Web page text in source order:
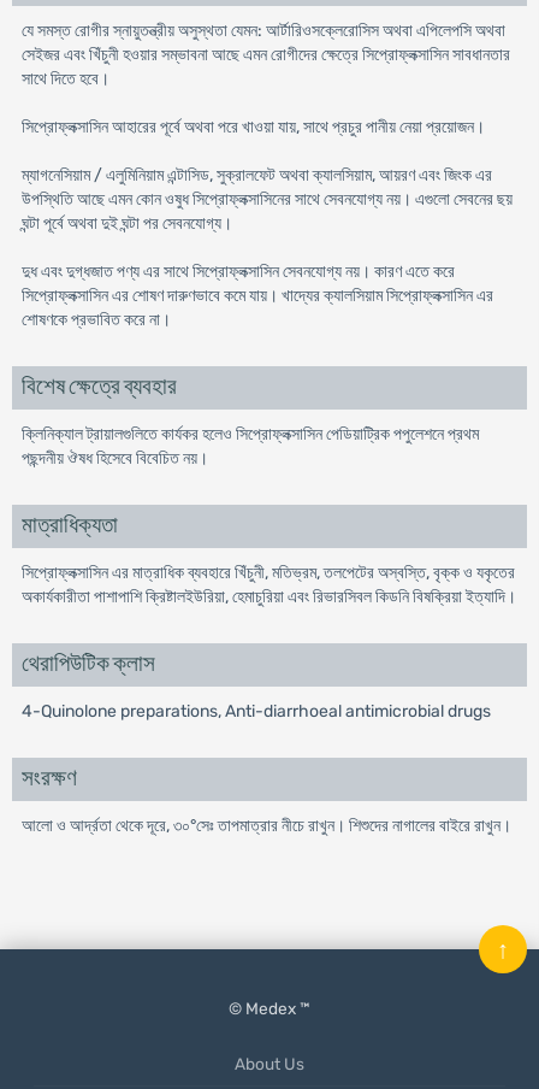
যে সমস্ত রোগীর স্নায়ুতন্ত্রীয় অসুস্থতা যেমন: আর্টারিওসক্লেরোসিস অথবা এপিলেপসি অথবা
সেইজর এবং খিঁচুনী হওয়ার সম্ভাবনা আছে এমন রোগীদের ক্ষেত্রে সিপ্রোফ্লক্সাসিন সাবধানতার
সাথে দিতে হবে।
সিপ্রোফ্লক্সাসিন আহারের পূর্বে অথবা পরে খাওয়া যায়, সাথে প্রচুর পানীয় নেয়া প্রয়োজন।
ম্যাগনেসিয়াম / এলুমিনিয়াম এন্টাসিড, সুক্রালফেট অথবা ক্যালসিয়াম, আয়রণ এবং জিংক এর
উপস্থিতি আছে এমন কোন ওষুধ সিপ্রোফ্লক্সাসিনের সাথে সেবনযোগ্য নয়। এগুলো সেবনের ছয়
ঘন্টা পূর্বে অথবা দুই ঘন্টা পর সেবনযোগ্য।
দুধ এবং দুগ্ধজাত পণ্য এর সাথে সিপ্রোফ্লক্সাসিন সেবনযোগ্য নয়। কারণ এতে করে
সিপ্রোফ্লক্সাসিন এর শোষণ দারুণভাবে কমে যায়। খাদ্যের ক্যালসিয়াম সিপ্রোফ্লক্সাসিন এর
শোষণকে প্রভাবিত করে না।
বিশেষ ক্ষেত্রে ব্যবহার
ক্লিনিক্যাল ট্রায়ালগুলিতে কার্যকর হলেও সিপ্রোফ্লক্সাসিন পেডিয়াট্রিক পপুলেশনে প্রথম
পছন্দনীয় ঔষধ হিসেবে বিবেচিত নয়।
মাত্রাধিক্যতা
সিপ্রোফ্লক্সাসিন এর মাত্রাধিক ব্যবহারে খিঁচুনী, মতিভ্রম, তলপেটের অস্বস্তি, বৃক্ক ও যকৃতের
অকার্যকারীতা পাশাপাশি ক্রিষ্টালইউরিয়া, হেমাচুরিয়া এবং রিভারসিবল কিডনি বিষক্রিয়া ইত্যাদি।
থেরাপিউটিক ক্লাস
4-Quinolone preparations, Anti-diarrhoeal antimicrobial drugs
সংরক্ষণ
আলো ও আর্দ্রতা থেকে দূরে, ৩০°সেঃ তাপমাত্রার নীচে রাখুন। শিশুদের নাগালের বাইরে রাখুন।
© Medex ™
About Us
↑